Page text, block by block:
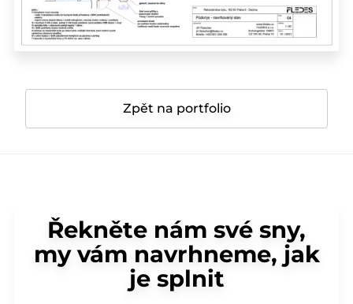
Zpět na portfolio
Řekněte nám své sny,
my vám navrhneme, jak
je splnit